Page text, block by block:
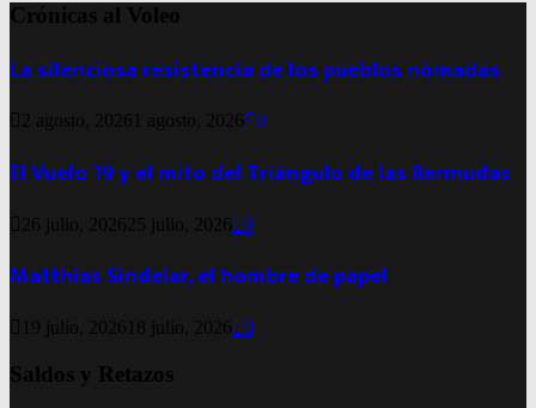
Crónicas al Voleo
La silenciosa resistencia de los pueblos nómadas
2 agosto, 2026 1 agosto, 2026 0
El Vuelo 19 y el mito del Triángulo de las Bermudas
26 julio, 2026 25 julio, 2026 0
Matthias Sindelar, el hombre de papel
19 julio, 2026 18 julio, 2026 0
Saldos y Retazos